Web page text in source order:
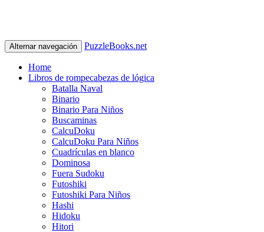
Alternar navegación PuzzleBooks.net
Home
Libros de rompecabezas de lógica
Batalla Naval
Binario
Binario Para Niños
Buscaminas
CalcuDoku
CalcuDoku Para Niños
Cuadrículas en blanco
Dominosa
Fuera Sudoku
Futoshiki
Futoshiki Para Niños
Hashi
Hidoku
Hitori